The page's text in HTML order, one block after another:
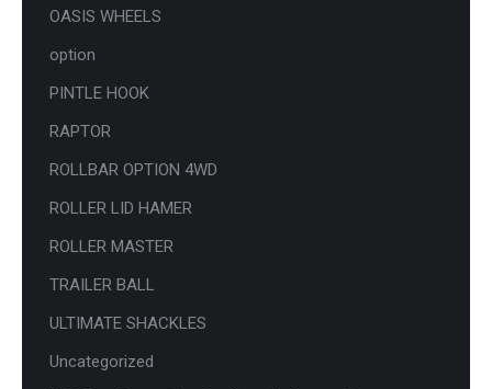
OASIS WHEELS
option
PINTLE HOOK
RAPTOR
ROLLBAR OPTION 4WD
ROLLER LID HAMER
ROLLER MASTER
TRAILER BALL
ULTIMATE SHACKLES
Uncategorized